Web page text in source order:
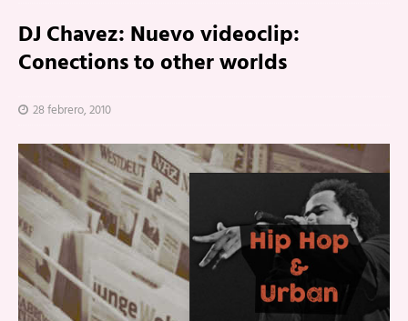
DJ Chavez: Nuevo videoclip:
Conections to other worlds
28 febrero, 2010